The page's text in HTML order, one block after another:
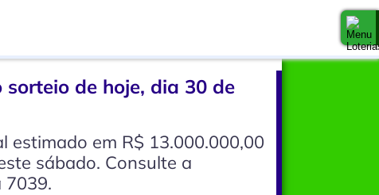
de hoje, dia 30 de
estimado em R$ 13.000.000,00
sábado. Consulte a
7039.